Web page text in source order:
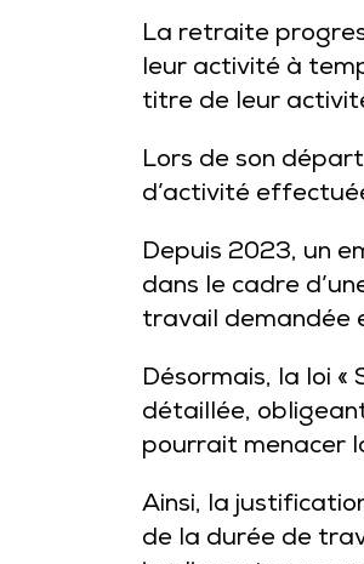
La retraite
leur activité à
titre de leur
Lors de son
d’activité
Depuis 2023, un
dans le cadre
travail demandée
Désormais, la loi «
détaillée,
pourrait menacer
Ainsi, la
de la durée de